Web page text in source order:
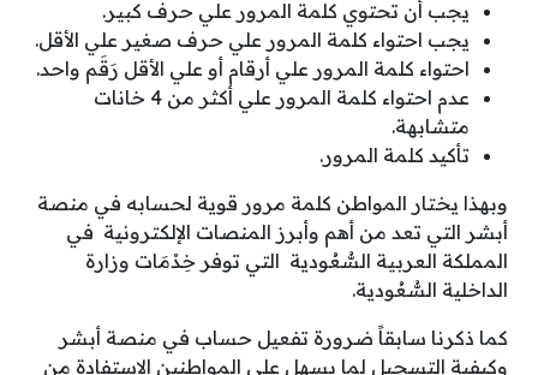
يجب أن تحتوي كلمة المرور علي حرف كبير.
يجب احتواء كلمة المرور علي حرف صغير علي الأقل.
احتواء كلمة المرور علي أرقام أو علي الأقل رَقَم واحد.
عدم احتواء كلمة المرور علي أكثر من 4 خانات
متشابهة.
تأكيد كلمة المرور.
وبهذا يختار المواطن كلمة مرور قوية لحسابه في منصة
أبشر التي تعد من أهم وأبرز المنصات الإلكترونية في
المملكة العربية السُّعُودية التي توفر خِدْمَات وزارة
الداخلية السُّعُودية.
كما ذكرنا سابقاً ضرورة تفعيل حساب في منصة أبشر
وكيفية التسجيل لما يسهل علي المواطنين الاستفادة من